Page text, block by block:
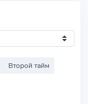
Второй тайм